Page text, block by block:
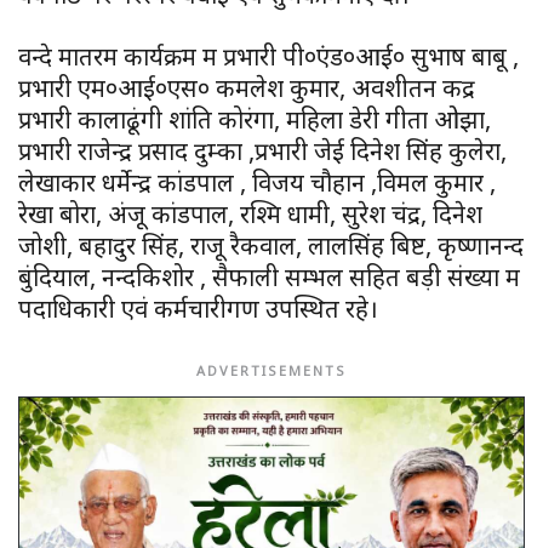
वन्दे मातरम कार्यक्रम में प्रभारी पी०एंड०आई० सुभाष बाबू ,
प्रभारी एम०आई०एस० कमलेश कुमार, अवशीतन केंद्र
प्रभारी कालाढूंगी शांति कोरंगा, महिला डेरी गीता ओझा,
प्रभारी राजेन्द्र प्रसाद दुम्का ,प्रभारी जेई दिनेश सिंह कुलेरा,
लेखाकार धर्मेन्द्र कांडपाल , विजय चौहान ,विमल कुमार ,
रेखा बोरा, अंजू कांडपाल, रश्मि धामी, सुरेश चंद्र, दिनेश
जोशी, बहादुर सिंह, राजू रैकवाल, लालसिंह बिष्ट, कृष्णानन्द
बुंदियाल, नन्दकिशोर , सैफाली सम्भल सहित बड़ी संख्या में
पदाधिकारी एवं कर्मचारीगण उपस्थित रहे।
ADVERTISEMENTS